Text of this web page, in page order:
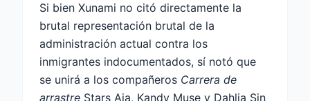
Si bien Xunami no citó directamente la
brutal representación brutal de la
administración actual contra los
inmigrantes indocumentados, sí notó que
se unirá a los compañeros Carrera de
arrastre Stars Aja, Kandy Muse y Dahlia Sin